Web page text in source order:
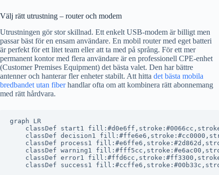
Välj rätt utrustning – router och modem
Utrustningen gör stor skillnad. Ett enkelt USB-modem är billigt men
passar bäst för en ensam användare. En mobil router med eget batteri
är perfekt för ett litet team eller att ta med på språng. För ett mer
permanent kontor med flera användare är en professionell CPE-enhet
(Customer Premises Equipment) det bästa valet. Den har bättre
antenner och hanterar fler enheter stabilt. Att hitta det bästa mobila
bredbandet utan fiberhandlar ofta om att kombinera rätt abonnemang
med rätt hårdvara.
graph LR
classDef start1
classDef decision1
classDef process1
classDef warning1
classDef error1
classDef success1